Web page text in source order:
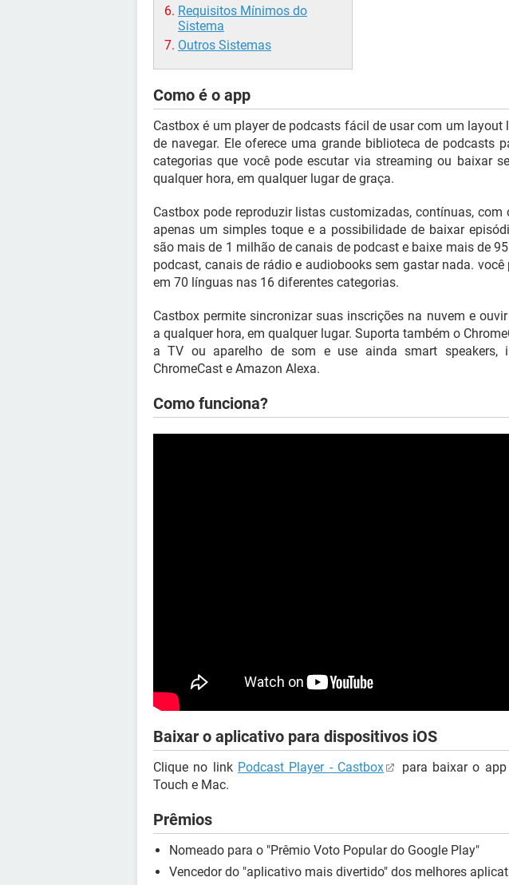
Requisitos Mínimos do
Sistema
Outros Sistemas
Como é o app
Castbox é um player de podcasts fácil de usar com um
de navegar. Ele oferece uma grande biblioteca de podcasts
categorias que você pode escutar via streaming ou baixar
qualquer hora, em qualquer lugar de graça.
Castbox pode reproduzir listas customizadas, contínuas, com
apenas um simples toque e a possibilidade de baixar
são mais de 1 milhão de canais de podcast e baixe mais de
podcast, canais de rádio e audiobooks sem gastar nada.
em 70 línguas nas 16 diferentes categorias.
Castbox permite sincronizar suas inscrições na nuvem e
a qualquer hora, em qualquer lugar. Suporta também o
a TV ou aparelho de som e use ainda smart speakers,
ChromeCast e Amazon Alexa.
Como funciona?
Baixar o aplicativo para dispositivos iOS
Clique no link Podcast Player - Castbox
para baixar o
Touch e Mac.
Prêmios
Nomeado para o "Prêmio Voto Popular do Google Play"
Vencedor do "aplicativo mais divertido" dos melhores